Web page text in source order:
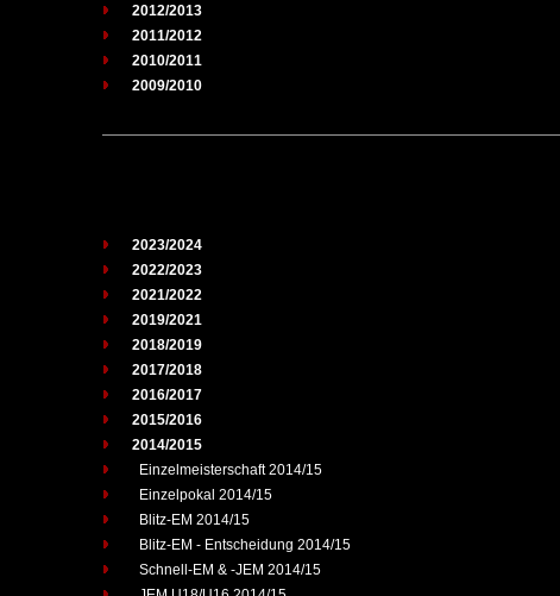
2012/2013
2011/2012
2010/2011
2009/2010
2023/2024
2022/2023
2021/2022
2019/2021
2018/2019
2017/2018
2016/2017
2015/2016
2014/2015
Einzelmeisterschaft 2014/15
Einzelpokal 2014/15
Blitz-EM 2014/15
Blitz-EM - Entscheidung 2014/15
Schnell-EM & -JEM 2014/15